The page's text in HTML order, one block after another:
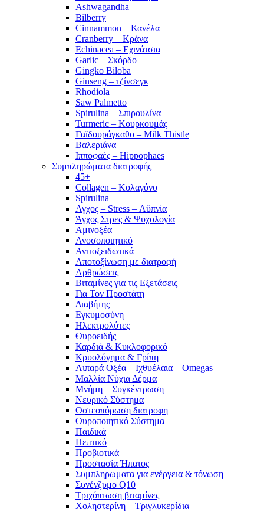
Ashwagandha
Bilberry
Cinnammon – Κανέλα
Cranberry – Κράνα
Echinacea – Εχινάτσια
Garlic – Σκόρδο
Gingko Biloba
Ginseng – τζίνσεγκ
Rhodiola
Saw Palmetto
Spirulina – Σπιρουλίνα
Turmeric – Κουρκουμάς
Γαϊδουράγκαθο – Milk Thistle
Βαλεριάνα
Ιπποφαές – Hippophaes
Συμπληρώματα διατροφής
45+
Collagen – Κολαγόνο
Spirulina
Αγχος – Stress – Αϋπνία
Άγχος Στρες & Ψυχολογία
Αμινοξέα
Ανοσοποιητικό
Αντιοξειδωτικά
Αποτοξίνωση με διατροφή
Αρθρώσεις
Βιταμίνες για τις Εξετάσεις
Για Τον Προστάτη
Διαβήτης
Εγκυμοσύνη
Ηλεκτρολύτες
Θυροειδής
Καρδιά & Κυκλοφορικό
Κρυολόγημα & Γρίπη
Λιπαρά Οξέα – Ιχθυέλαια – Omegas
Μαλλία Νύχια Δέρμα
Μνήμη – Συγκέντρωση
Νευρικό Σύστημα
Οστεοπόρωση διατροφη
Ουροποιητικό Σύστημα
Παιδικά
Πεπτικό
Προβιοτικά
Προστασία Ήπατος
Συμπληρωματα για ενέργεια & τόνωση
Συνένζυμο Q10
Τριχόπτωση βιταμίνες
Χοληστερίνη – Τριγλυκερίδια